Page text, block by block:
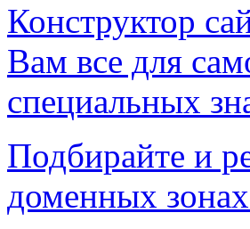
Конструктор
Вам все для
специальных
Подбирайте и
доменных